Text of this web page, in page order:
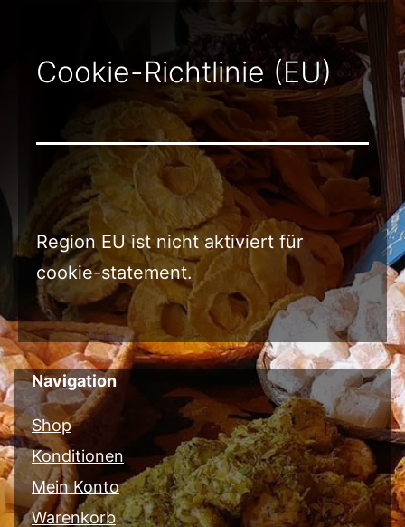
Cookie-Richtlinie (EU)
Region EU ist nicht aktiviert für
cookie-statement.
Navigation
Shop
Konditionen
Mein Konto
Warenkorb